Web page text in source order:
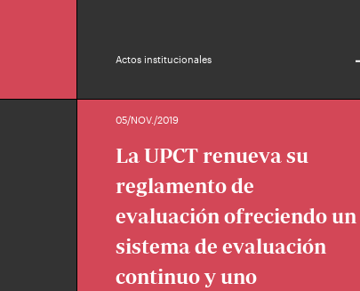
Actos institucionales
05/NOV./2019
La UPCT renueva su
reglamento de
evaluación ofreciendo un
sistema de evaluación
continuo y uno